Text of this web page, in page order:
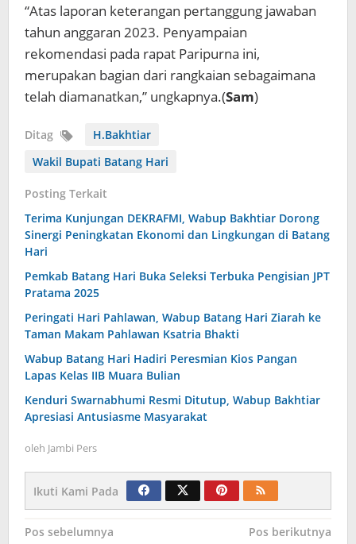
“Atas laporan keterangan pertanggung jawaban
tahun anggaran 2023. Penyampaian
rekomendasi pada rapat Paripurna ini,
merupakan bagian dari rangkaian sebagaimana
telah diamanatkan,” ungkapnya.(Sam)
Ditag
H.Bakhtiar
Wakil Bupati Batang Hari
Posting Terkait
Terima Kunjungan DEKRAFMI, Wabup Bakhtiar Dorong
Sinergi Peningkatan Ekonomi dan Lingkungan di Batang
Hari
Pemkab Batang Hari Buka Seleksi Terbuka Pengisian JPT
Pratama 2025
Peringati Hari Pahlawan, Wabup Batang Hari Ziarah ke
Taman Makam Pahlawan Ksatria Bhakti
Wabup Batang Hari Hadiri Peresmian Kios Pangan
Lapas Kelas IIB Muara Bulian
Kenduri Swarnabhumi Resmi Ditutup, Wabup Bakhtiar
Apresiasi Antusiasme Masyarakat
oleh Jambi Pers
Ikuti Kami Pada
Navigasi
Pos sebelumnya
Pos berikutnya